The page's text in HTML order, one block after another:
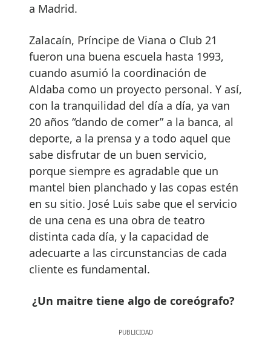
a Madrid.
Zalacaín, Príncipe de Viana o Club 21
fueron una buena escuela hasta 1993,
cuando asumió la coordinación de
Aldaba como un proyecto personal. Y así,
con la tranquilidad del día a día, ya van
20 años “dando de comer” a la banca, al
deporte, a la prensa y a todo aquel que
sabe disfrutar de un buen servicio,
porque siempre es agradable que un
mantel bien planchado y las copas estén
en su sitio. José Luis sabe que el servicio
de una cena es una obra de teatro
distinta cada día, y la capacidad de
adecuarte a las circunstancias de cada
cliente es fundamental.
¿Un maitre tiene algo de coreógrafo?